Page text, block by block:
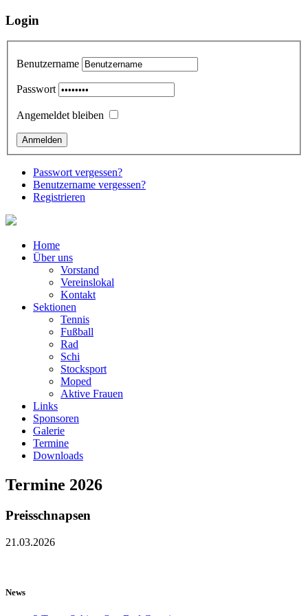
Login
Benutzername
Passwort
Angemeldet bleiben
Passwort vergessen?
Benutzername vergessen?
Registrieren
Home
Über uns
Vorstand
Vereinslokal
Kontakt
Sektionen
Tennis
Fußball
Rad
Schi
Stocksport
Moped
Aktive Frauen
Links
Sponsoren
Galerie
Termine
Downloads
Termine 2026
Preisschnapsen
21.03.2026
News